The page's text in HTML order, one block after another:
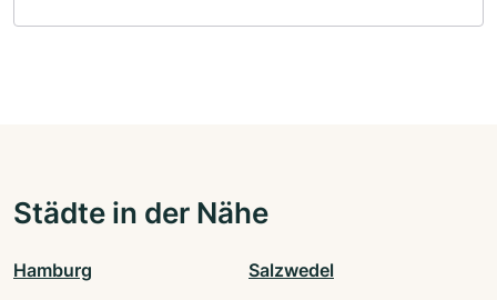
Städte in der Nähe
Hamburg Salzwedel